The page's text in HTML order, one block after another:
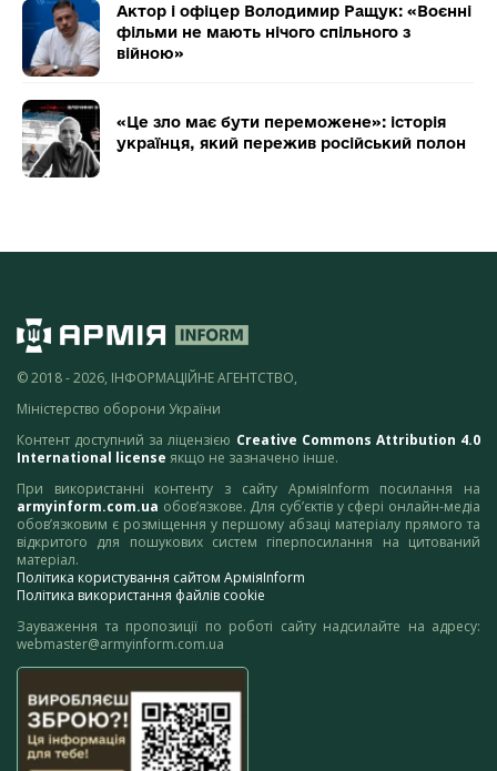
Актор і офіцер Володимир Ращук: «Воєнні
фільми не мають нічого спільного з
війною»
«Це зло має бути переможене»: історія
українця, який пережив російський полон
© 2018 - 2026, ІНФОРМАЦІЙНЕ АГЕНТСТВО,
Міністерство оборони України
Контент доступний за ліцензією Creative Commons Attribution 4.0
International license якщо не зазначено інше.
При використанні контенту з сайту АрміяInform посилання на
armyinform.com.ua обов’язкове. Для суб’єктів у сфері онлайн-медіа
обов’язковим є розміщення у першому абзаці матеріалу прямого та
відкритого для пошукових систем гіперпосилання на цитований
матеріал.
Політика користування сайтом АрміяInform
Політика використання файлів cookie
Зауваження та пропозиції по роботі сайту надсилайте на адресу:
webmaster@armyinform.com.ua